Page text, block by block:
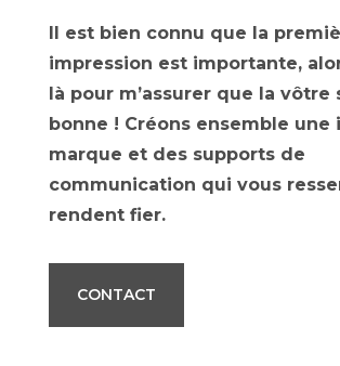
Il est bien connu que la
impression est importante,
là pour m’assurer que la vôtre
bonne ! Créons ensemble une
marque et des supports de
communication qui vous
rendent fier.
CONTACT